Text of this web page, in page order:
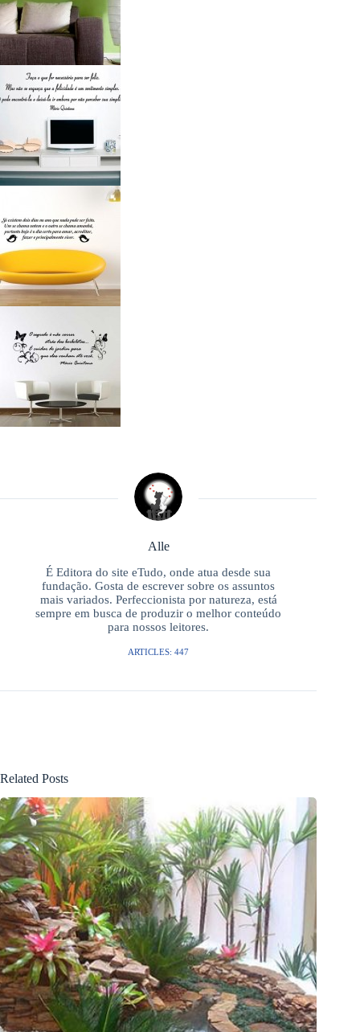
Alle
É Editora do site eTudo, onde atua desde sua
fundação. Gosta de escrever sobre os assuntos
mais variados. Perfeccionista por natureza, está
sempre em busca de produzir o melhor conteúdo
para nossos leitores.
ARTICLES: 447
Related Posts